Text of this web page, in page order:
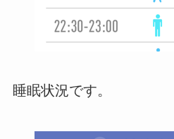
睡眠状況です。